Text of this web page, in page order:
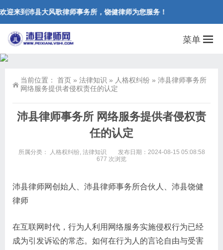
迎来到沛县大风歌律师事务所，饶健律师为您服务！
菜单
当前位置： 首页 » 法律知识 » 人格权纠纷 » 沛县律师事务所
网络服务提供者侵权责任的认定
沛县律师事务所 网络服务提供者侵权责
任的认定
所属分类： 人格权纠纷, 法律知识
发布日期：2024-08-15 05:08:58
677 次浏览
沛县律师网创始人、沛县律师事务所合伙人、沛县饶健
律师
在互联网时代，行为人利用网络服务实施侵权行为已经
成为引发诉讼的常态。如何在行为人的言论自由与受害